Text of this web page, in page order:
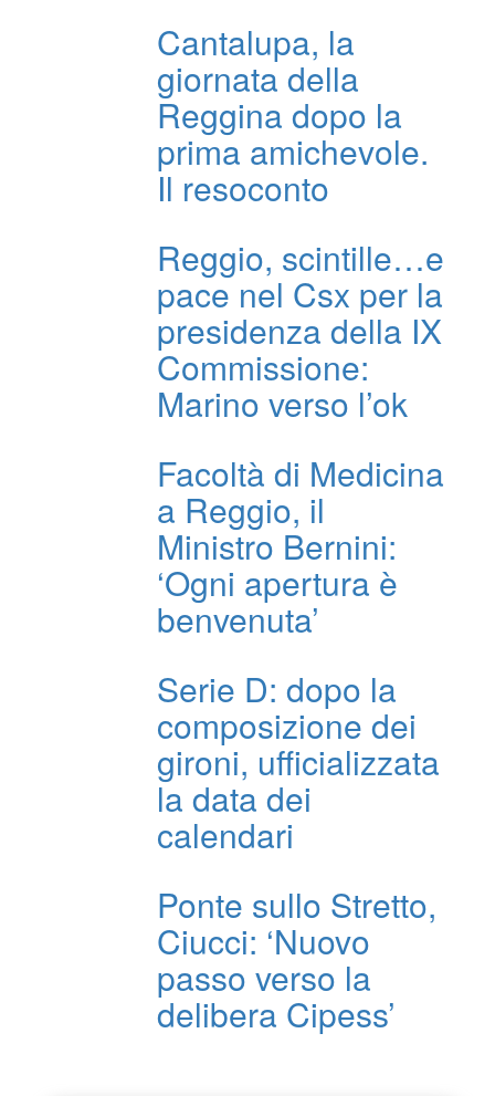
Cantalupa, la
giornata della
Reggina dopo la
prima amichevole.
Il resoconto
Reggio, scintille…e
pace nel Csx per la
presidenza della IX
Commissione:
Marino verso l’ok
Facoltà di Medicina
a Reggio, il
Ministro Bernini:
‘Ogni apertura è
benvenuta’
Serie D: dopo la
composizione dei
gironi, ufficializzata
la data dei
calendari
Ponte sullo Stretto,
Ciucci: ‘Nuovo
passo verso la
delibera Cipess’